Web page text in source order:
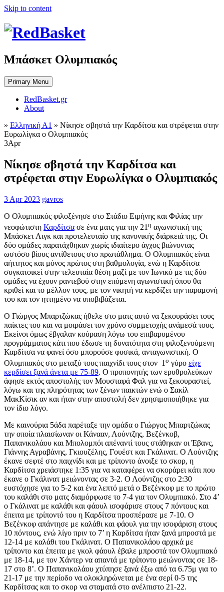
Skip to content
Μπάσκετ Ολυμπιακός
Primary Menu
RedBasket.gr
About
» Ελληνική Α1 » Νίκησε σβηστά την Καρδίτσα και στρέφεται στην
Ευρωλίγκα ο Ολυμπιακός
3Apr
Νίκησε σβηστά την Καρδίτσα και
στρέφεται στην Ευρωλίγκα ο Ολυμπιακός
3 Apr 2023 gavros
Ο Ολυμπιακός φιλοξένησε στο Στάδιο Ειρήνης και Φιλίας την
νεοφώτιστη Καρδίτσα σε ένα ματς για την 21 η αγωνιστική της
Μπάσκετ Λιγκ και προτελευταίο της κανονικής διάρκειά της. Οι
δύο ομάδες παρατάχθηκαν χωρίς ιδιαίτερο άγχος βιώνοντας
ωστόσο βίους αντίθετους στο πρωτάθλημα. Ο Ολυμπιακός είναι
αήττητος και μόνος πρώτος στη βαθμολογία, ενώ η Καρδίτσα
συγκατοικεί στην τελευταία θέση μαζί με τον Ιωνικό με τις δύο
ομάδες να έχουν ραντεβού στην επόμενη αγωνιστική όπου θα
κριθεί και το μέλλον τους, με τον νικητή να κερδίζει την παραμονή
του και τον ηττημένο να υποβιβάζεται.
Ο Γιώργος Μπαρτζώκας ήθελε στο ματς αυτό να ξεκουράσει τους
παίκτες του και να μοιράσει τον χρόνο συμμετοχής ανάμεσά τους.
Εκείνοι όμως έβγαλαν κούραση λόγω του επιβαρυμένου
προγράμματος κάτι που έδωσε τη δυνατότητα στη φιλοξενούμενη
Καρδίτσα να φανεί όσο μπορούσε φυσικά, ανταγωνιστική. Ο
Ολυμπιακός στο μεταξύ τους παιχνίδι τους στον 1 ο γύρο είχε
κερδίσει ξανά άνετα με 75-89. Ο προπονητής των ερυθρολεύκων
άφησε εκτός αποστολής τον Μουσταφά Φαλ για να ξεκουραστεί,
λόγω και της πληρότητας των ξένων παικτών ενώ ο Σακίλ
ΜακΚίσικ αν και ήταν στην αποστολή δεν χρησιμοποιήθηκε για
τον ίδιο λόγο.
Με καινούρια 5άδα παρέταξε την ομάδα ο Γιώργος Μπαρτζώκας
την οποία πλαισίωναν οι Κάνααν, Λούντζης, Βεζένκοβ,
Παπανικολάου και Μπολομπόι απέναντί τους στάθηκαν οι Έβανς,
Γιάννης Αγραβάνης, Γκιουζέλης, Γουέστ και Γκάλινατ. Ο Λούντζης
έκανε σεφτέ στο παιχνίδι και με τρίποντο άνοιξε το σκορ, η
Καρδίτσα χρειάστηκε 1:35 για να καταφέρει να σκοράρει κάτι που
έκανε ο Γκάλινατ μειώνοντας σε 3-2. Ο Λούντζης στο 2:30
ευστόχησε για το 5-2 και ένα λεπτό μετά ο Βεζένκοφ με το πρώτο
του καλάθι στο ματς διαμόρφωσε το 7-4 για τον Ολυμπιακό. Στο 4’
ο Γκάλινατ με καλάθι και φάουλ ισοφάρισε στους 7 πόντους και
έπειτα με τρίποντό του η Καρδίτσα προσπέρασε με 7-10. Ο
Βεζένκοφ απάντησε με καλάθι και φάουλ για την ισοφάριση στους
10 πόντους, ενώ λίγο πριν το 7’ η Καρδίτσα ήταν ξανά μπροστά με
12-14 με καλάθι του Γκάλινατ. Ο Παπανικολάου αρχικά με
τρίποντο και έπειτα με γκολ φάουλ έβαλε μπροστά τον Ολυμπιακό
με 18-14, με τον Χάντερ να απαντά με τρίποντο μειώνοντας σε 18-
17 στο 8’. Ο Παπανικολάου χτύπησε ξανά έξω από τα 6.75μ για το
21-17 με την περίοδο να ολοκληρώνεται με ένα σερί 0-5 της
Καρδίτσας και το σκορ να σταματά στο ανέλπιστο 21-22.